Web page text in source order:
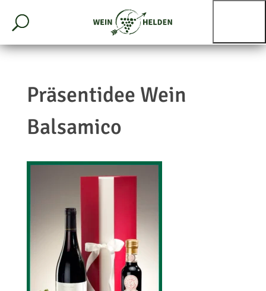
Präsentidee Wein
Balsamico